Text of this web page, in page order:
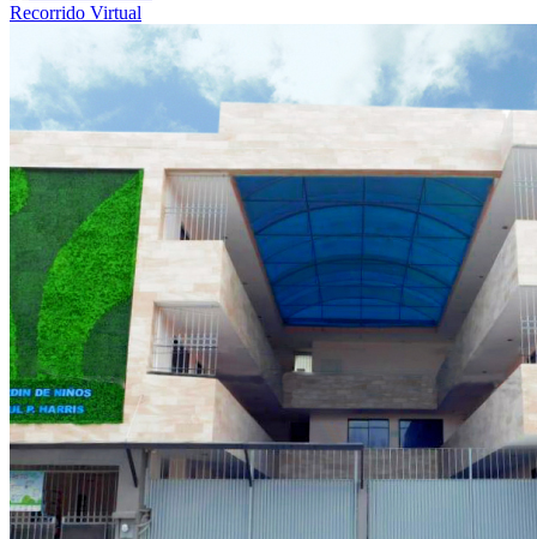
Recorrido Virtual